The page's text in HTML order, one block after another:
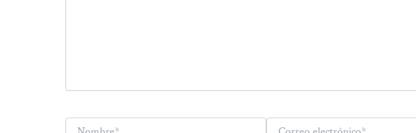
Nombre*
Correo